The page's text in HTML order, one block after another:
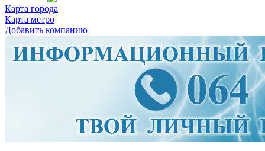
Карта города
Карта метро
Добавить компанию